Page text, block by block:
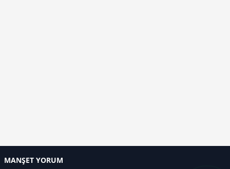
MANŞET YORUM